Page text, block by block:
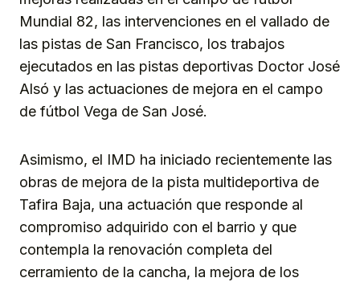
Mundial 82, las intervenciones en el vallado de
las pistas de San Francisco, los trabajos
ejecutados en las pistas deportivas Doctor José
Alsó y las actuaciones de mejora en el campo
de fútbol Vega de San José.
Asimismo, el IMD ha iniciado recientemente las
obras de mejora de la pista multideportiva de
Tafira Baja, una actuación que responde al
compromiso adquirido con el barrio y que
contempla la renovación completa del
cerramiento de la cancha, la mejora de los